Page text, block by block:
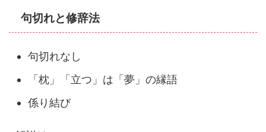
句切れと修辞法
句切れなし
「枕」「立つ」は「夢」の縁語
係り結び